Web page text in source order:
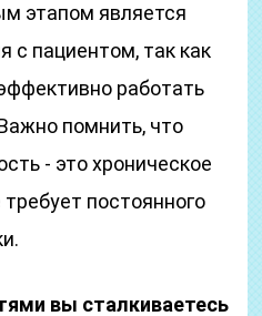
этапом является
с пациентом, так как
работать
помнить, что
- это хроническое
постоянного
вы сталкиваетесь